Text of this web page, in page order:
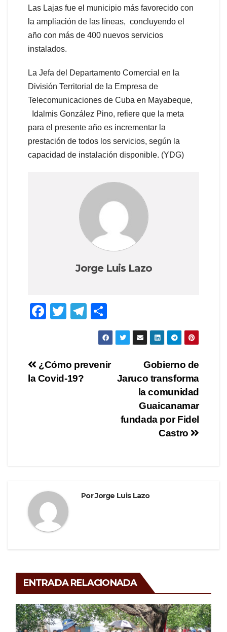
Las Lajas fue el municipio más favorecido con
la ampliación de las líneas, concluyendo el
año con más de 400 nuevos servicios
instalados.
La Jefa del Departamento Comercial en la
División Territorial de la Empresa de
Telecomunicaciones de Cuba en Mayabeque,
Idalmis González Pino, refiere que la meta
para el presente año es incrementar la
prestación de todos los servicios, según la
capacidad de instalación disponible. (YDG)
Jorge Luis Lazo
F
e
b
T
er
T
el
gr
o
m
p
ar
Navegación
Gobierno de
Jaruco transforma
la comunidad
Guaicanamar
fundada por Fidel
Castro
¿Cómo prevenir
la Covid-19?
PorJorge Luis Lazo
ENTRADA RELACIONADA